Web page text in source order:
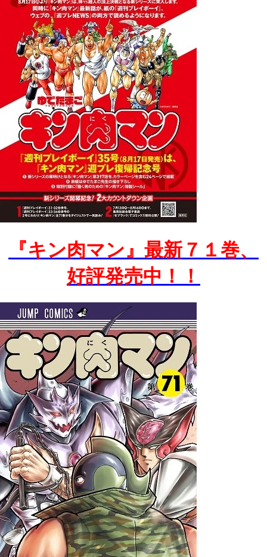
『キン肉マン』最新７１巻、
好評発売中！！